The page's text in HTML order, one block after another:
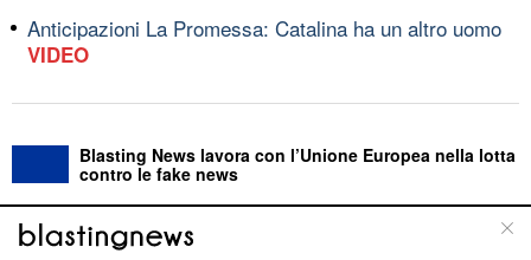
Anticipazioni La Promessa: Catalina ha un altro uomo
VIDEO
Blasting News lavora con l’Unione Europea nella lotta
contro le fake news
ABOUT LINEA EDITORIALE